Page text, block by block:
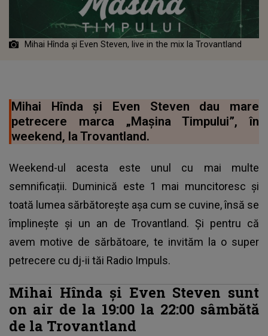
Mihai Hînda și Even Steven, live in the mix la Trovantland
Mihai Hînda și Even Steven dau mare
petrecere marca „Mașina Timpului”, în
weekend, la Trovantland.
Weekend-ul acesta este unul cu mai multe
semnificații. Duminică este 1 mai muncitoresc și
toată lumea sărbătorește așa cum se cuvine, însă se
împlinește și un an de Trovantland. Și pentru că
avem motive de sărbătoare, te invităm la o super
petrecere cu dj-ii tăi Radio Impuls.
Mihai Hînda și Even Steven sunt
on air de la 19:00 la 22:00 sâmbătă
de la Trovantland